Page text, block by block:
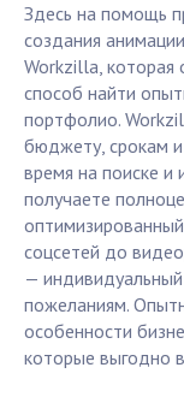
Здесь на помощь
создания
Workzilla, которая
способ найти
портфолио.
бюджету, срокам
время на поиске и
получаете
соцсетей до
—
пожеланиям.
особенности
которые выгодно